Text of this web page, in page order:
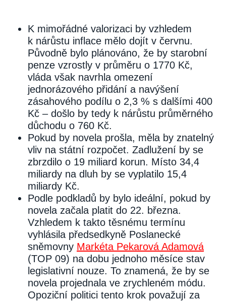
K mimořádné valorizaci by vzhledem
k nárůstu inflace mělo dojít v červnu.
Původně bylo plánováno, že by starobní
penze vzrostly v průměru o 1770 Kč,
vláda však navrhla omezení
jednorázového přidání a navýšení
zásahového podílu o 2,3 % s dalšími 400
Kč – došlo by tedy k nárůstu průměrného
důchodu o 760 Kč.
Pokud by novela prošla, měla by znatelný
vliv na státní rozpočet. Zadlužení by se
zbrzdilo o 19 miliard korun. Místo 34,4
miliardy na dluh by se vyplatilo 15,4
miliardy Kč.
Podle podkladů by bylo ideální, pokud by
novela začala platit do 22. března.
Vzhledem k takto těsnému termínu
vyhlásila předsedkyně Poslanecké
sněmovny Markéta Pekarová Adamová
(TOP 09) na dobu jednoho měsíce stav
legislativní nouze. To znamená, že by se
novela projednala ve zrychleném módu.
Opoziční politici tento krok považují za